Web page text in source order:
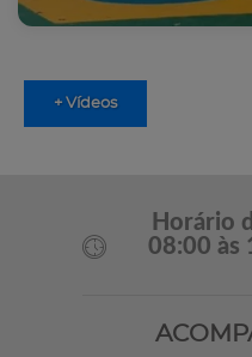
+ Vídeos
Horário
08:00 às